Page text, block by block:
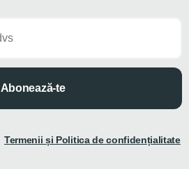
Abonează-te
Termenii și Politica de confidențialitate